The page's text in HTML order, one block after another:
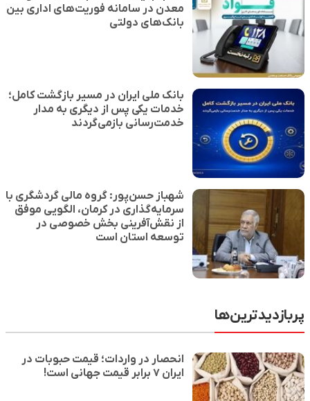
معدن در سامانه فوریت‌های اداری بین
بانک‌های دولتی
بانک ملی ایران در مسیر بازگشت کامل؛
خدمات یکی پس از دیگری به مدار
خدمت‌رسانی بازمی‌گردند
شهباز حسن‌پور: گروه مالی گردشگری با
سرمایه‌گذاری در کرمان، الگویی موفق
از نقش‌آفرینی بخش خصوصی در
توسعه استان است
پربازدیدترین‌ها
انحصار در واردات؛ قیمت حبوبات در
ایران ۷ برابر قیمت جهانی است!